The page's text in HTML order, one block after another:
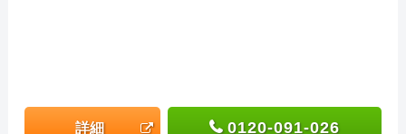
詳細 0120-091-026